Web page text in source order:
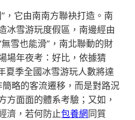
，它由南南方聯袂打造。南
冰雪游玩度假區，南邊經由
雪也能滑”，南北聯動的財
場年夜考：好比，依據猜
季全國冰雪游玩人數將達
略的客流遷移，而是對路況
方面面的體系考驗；又如，
濟，若何防止包養網 同質